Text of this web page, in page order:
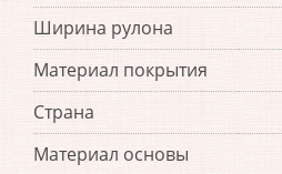
Ширина рулона
Материал покрытия
Страна
Материал основы